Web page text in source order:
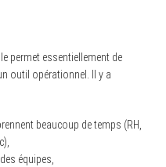
permet essentiellement de
outil opérationnel. Il y a
beaucoup de temps (RH,
équipes,